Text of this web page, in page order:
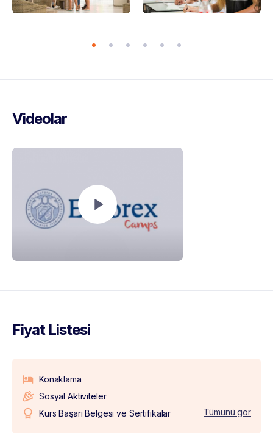
Videolar
Fiyat Listesi
Konaklama
Sosyal Aktiviteler
Kurs Başarı Belgesi ve Sertifikalar
Tümünü gör